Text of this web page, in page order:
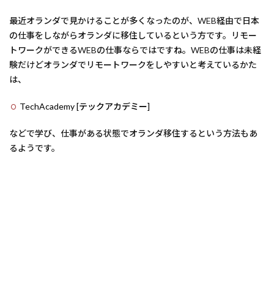
最近オランダで見かけることが多くなったのが、WEB経由で日本
の仕事をしながらオランダに移住しているという方です。リモー
トワークができるWEBの仕事ならではですね。WEBの仕事は未経
験だけどオランダでリモートワークをしやすいと考えているかた
は、
TechAcademy [テックアカデミー]
などで学び、仕事がある状態でオランダ移住するという方法もあ
るようです。